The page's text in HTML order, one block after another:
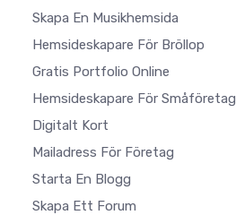
Skapa En Musikhemsida
Hemsideskapare För Bröllop
Gratis Portfolio Online
Hemsideskapare För Småföretag
Digitalt Kort
Mailadress För Företag
Starta En Blogg
Skapa Ett Forum